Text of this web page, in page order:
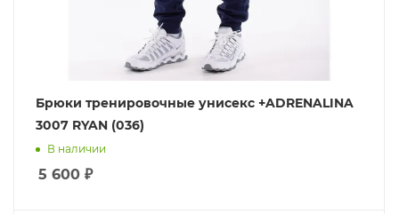
Брюки тренировочные унисекс +ADRENALINA
3007 RYAN (036)
В наличии
5 600 ₽